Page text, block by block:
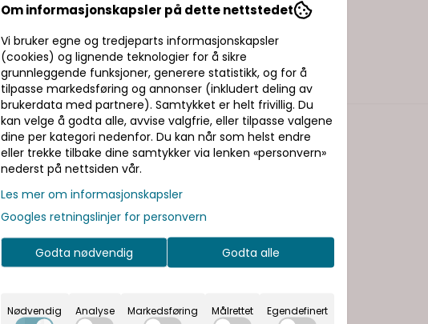
Om informasjonskapsler på dette nettstedet
Vi bruker egne og tredjeparts informasjonskapsler
(cookies) og lignende teknologier for å sikre
grunnleggende funksjoner, generere statistikk, og for å
tilpasse markedsføring og annonser (inkludert deling av
brukerdata med partnere). Samtykket er helt frivillig. Du
kan velge å godta alle, avvise valgfrie, eller tilpasse valgene
dine per kategori nedenfor. Du kan når som helst endre
eller trekke tilbake dine samtykker via lenken «personvern»
nederst på nettsiden vår.
Les mer om informasjonskapsler
Googles retningslinjer for personvern
Godta nødvendig Godta alle
Nødvendig Analyse Markedsføring Målrettet Egendefinert